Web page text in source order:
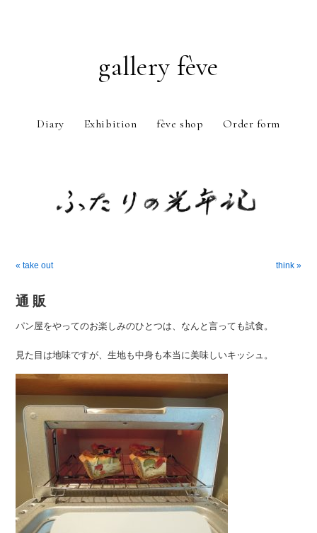
gallery fève
Diary Exhibition fève shop Order form
« take out
think »
通 販
パン屋をやってのお楽しみのひとつは、なんと言っても試食。
見た目は地味ですが、生地も中身も本当に美味しいキッシュ。